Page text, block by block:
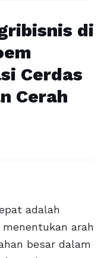
di
Cerdas
Cerah
adalah
arah
besar dalam